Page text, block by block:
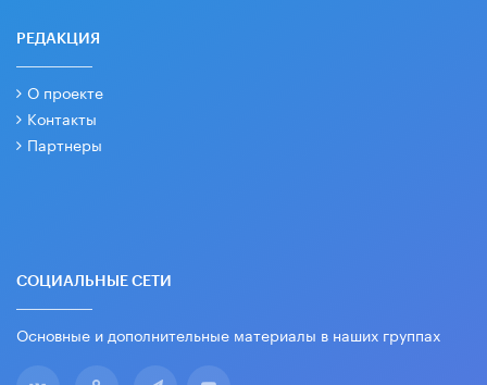
РЕДАКЦИЯ
О проекте
Контакты
Партнеры
СОЦИАЛЬНЫЕ СЕТИ
Основные и дополнительные материалы в наших группах